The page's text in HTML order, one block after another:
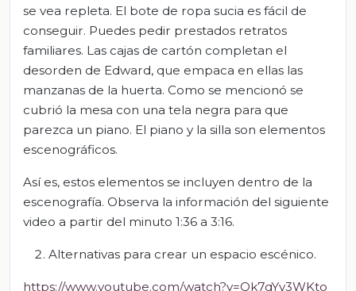
se vea repleta. El bote de ropa sucia es fácil de
conseguir. Puedes pedir prestados retratos
familiares. Las cajas de cartón completan el
desorden de Edward, que empaca en ellas las
manzanas de la huerta. Como se mencionó se
cubrió la mesa con una tela negra para que
parezca un piano. El piano y la silla son elementos
escenográficos.
Así es, estos elementos se incluyen dentro de la
escenografía. Observa la información del siguiente
video a partir del minuto 1:36 a 3:16.
Alternativas para crear un espacio escénico.
https://www.youtube.com/watch?v=Qk7qYy3WKto